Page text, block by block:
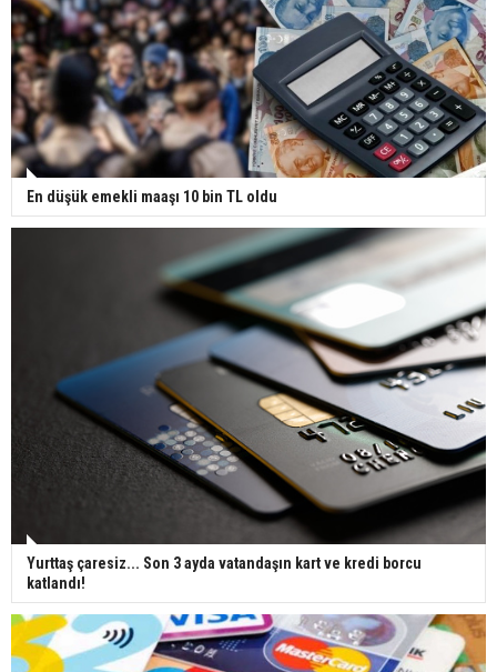
En düşük emekli maaşı 10 bin TL oldu
Yurttaş çaresiz... Son 3 ayda vatandaşın kart ve kredi borcu
katlandı!